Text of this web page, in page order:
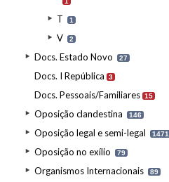
T 1
V 2
Docs. Estado Novo 27
Docs. I República 3
Docs. Pessoais/Familiares 15
Oposição clandestina 146
Oposição legal e semi-legal 1471
Oposição no exílio 79
Organismos Internacionais 89